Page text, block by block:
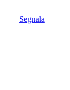
Segnala